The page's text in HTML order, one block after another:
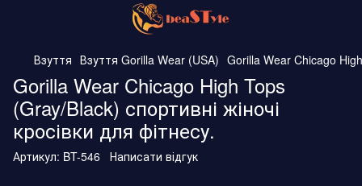
Взуття Взуття Gorilla Wear (USA) Gorilla Wear Chicago
Gorilla Wear Chicago High Tops
(Gray/Black) спортивні жіночі
кросівки для фітнесу.
Артикул: BT-546 Написати відгук